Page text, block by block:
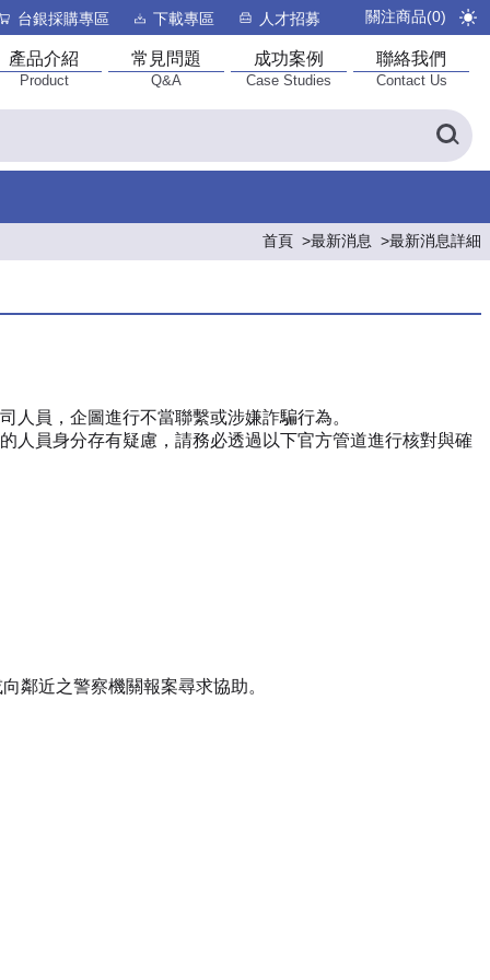
台銀採購專區 下載專區 人才招募 關注商品(0)
產品介紹
Product
常見問題
Q&A
成功案例
Case Studies
聯絡我們
Contact Us
首頁 最新消息 最新消息詳細
人員，企圖進行不當聯繫或涉嫌詐騙行為。
人員身分存有疑慮，請務必透過以下官方管道進行核對與確
鄰近之警察機關報案尋求協助。